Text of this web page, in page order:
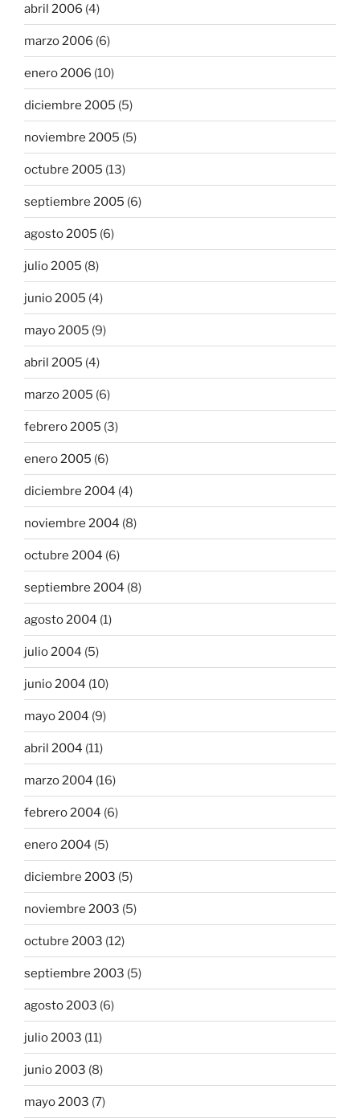
abril 2006 (4)
marzo 2006 (6)
enero 2006 (10)
diciembre 2005 (5)
noviembre 2005 (5)
octubre 2005 (13)
septiembre 2005 (6)
agosto 2005 (6)
julio 2005 (8)
junio 2005 (4)
mayo 2005 (9)
abril 2005 (4)
marzo 2005 (6)
febrero 2005 (3)
enero 2005 (6)
diciembre 2004 (4)
noviembre 2004 (8)
octubre 2004 (6)
septiembre 2004 (8)
agosto 2004 (1)
julio 2004 (5)
junio 2004 (10)
mayo 2004 (9)
abril 2004 (11)
marzo 2004 (16)
febrero 2004 (6)
enero 2004 (5)
diciembre 2003 (5)
noviembre 2003 (5)
octubre 2003 (12)
septiembre 2003 (5)
agosto 2003 (6)
julio 2003 (11)
junio 2003 (8)
mayo 2003 (7)